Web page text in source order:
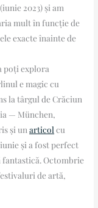
2023) și am
mult în funcție de
exacte înainte de
poți explora
e magic cu
la târgul de Crăciun
— München,
și unarticol cu
și a fost perfect
fantastică. Octombrie
de artă,